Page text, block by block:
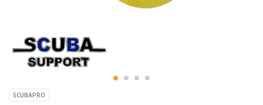
SCUBAPRO